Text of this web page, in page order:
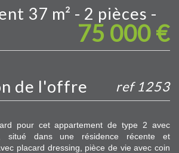
75 000€
de l'offre ref 1253
pour cet appartement de type 2 avec
situé dans une résidence récente et
placard dressing, pièce de vie avec coin